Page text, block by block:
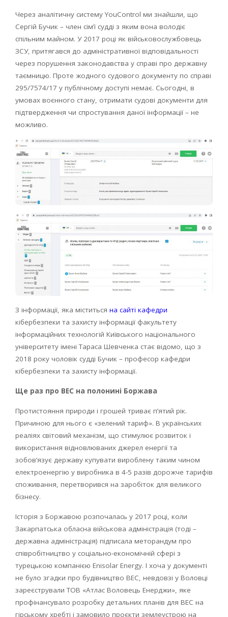
Через аналітичну систему YouControl ми знайшли, що
Сергій Бучик – член сім’ї судді з яким вона володіє
спільним майном. У 2017 році як військовослужбовець
ЗСУ, притягався до адміністративної відповідальності
через порушення законодавства у справі про державну
таємницю. Проте жодного судового документу по справі
295/7574/17 у публічному доступі немає. Сьогодні, в
умовах воєнного стану, отримати судові документи для
підтвердження чи спростування даної інформації – не
можливо.
З інформації, яка міститься на сайті кафедри
кібербезпеки та захисту інформації факультету
інформаційних технологій Київського національного
університету імені Тараса Шевченка стає відомо, що з
2018 року чоловік судді Бучик – професор кафедри
кібербезпеки та захисту інформації.
Ще раз про ВЕС на полонині Боржава
Протистояння природи і грошей триває п’ятий рік.
Причиною для нього є «зелений тариф». В українських
реаліях світовий механізм, що стимулює розвиток і
використання відновлюваних джерел енергії та
зобов’язує державу купувати вироблену таким чином
електроенергію у виробника в 4-5 разів дорожче тарифів
споживання, перетворився на заробіток для великого
бізнесу.
Історія з Боржавою розпочалась у 2017 році, коли
Закарпатська обласна військова адміністрація (тоді –
державна адміністрація) підписала меторандум про
співробітництво у соціально-економічній сфері з
турецькою компанією Enisolar Energy. І хоча у документі
не було згадки про будівництво ВЕС, невдовзі у Воловці
зареєстрували ТОВ «Атлас Воловець Енерджи», яке
профінансувало розробку детальних планів для ВЕС на
гірському хребті і замовило проєкти землеустрою на